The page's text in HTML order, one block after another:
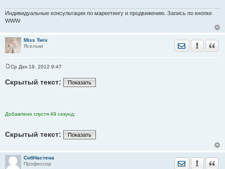
Индивидуальные консультации по маркетингу и продвижению. Запись по кнопке
WWW
Miss Twix
Ясельки
Отправить
о
и
Ср Дек 19, 2012 9:47
Скрытый текст: Показать
Добавлено спустя 49 секунд:
Скрытый текст: Показать
СибНастена
Профессор
Отправить